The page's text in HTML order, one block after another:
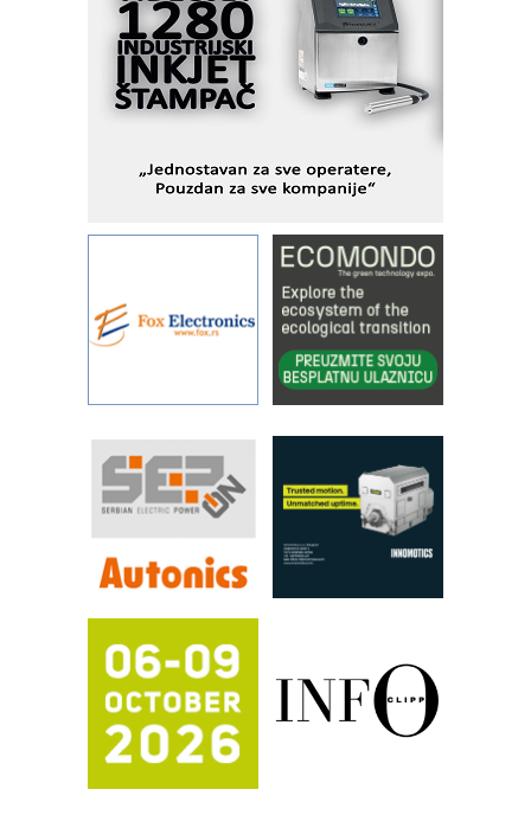
objekte
Alba d.o.o. – 35 godina preciznosti u
metrologiji i pametnim dozirnim
rešenjima
STAUFF – Komponente koje
sistema
YAMADA pumpe – japanska
pouzdanost u transferu fluida
Filtration Group Industrial – Napredna
rešenja za filtraciju u hidrauličkim i
procesnim sistemima
Art Utopia Studio – vizuelne priče
RILINEX kompanije Rittal
FANUC: Najbolje za vašu pametnu
automatizaciju
Efikasno upravljanje energijom
Automatizacija pakovanja · Display
Proizvodnja iC7 Hybrid 1500 VDC
mrežnog pretvarača sa tečnim
hlađenjem
Potpuna efikasnost bez složenih
sistema